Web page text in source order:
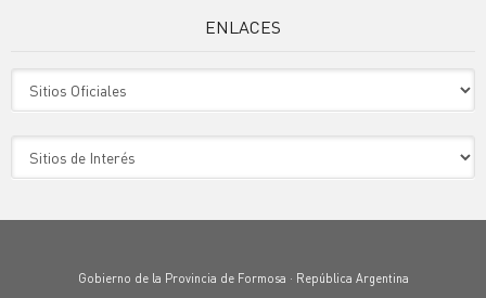
ENLACES
Gobierno de la Provincia de Formosa · República Argentina